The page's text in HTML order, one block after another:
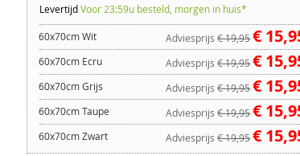
LevertijdVoor 23:59u besteld, morgen in huis*
60x70cm Wit Adviesprijs € 19,95€
60x70cm Ecru Adviesprijs € 19,95€
60x70cm Grijs Adviesprijs € 19,95€
60x70cm Taupe Adviesprijs € 19,95€
60x70cm Zwart Adviesprijs € 19,95€